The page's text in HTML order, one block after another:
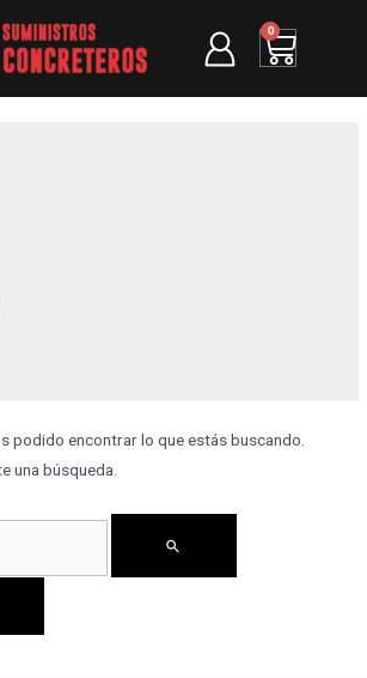
0
podido encontrar lo que estás buscando.
una búsqueda.